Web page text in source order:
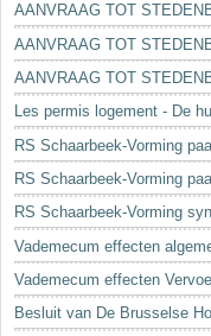
AANVRAAG TOT
AANVRAAG TOT
AANVRAAG TOT
Les permis logement - De
RS Schaarbeek-Vorming
RS Schaarbeek-Vorming
RS Schaarbeek-Vorming
Vademecum effecten
Vademecum effecten
Besluit van De Brusselse